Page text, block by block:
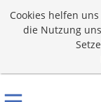
Cookies helfen
die Nutzung